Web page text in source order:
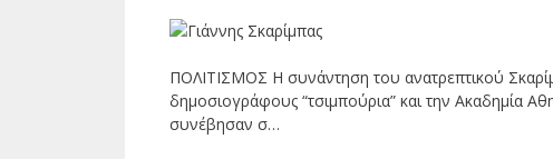
ΠΟΛΙΤΙΣΜΟΣ Η συνάντηση του ανατρεπτικού
δημοσιογράφους “τσιμπούρια” και την Ακαδημία
συνέβησαν σ…